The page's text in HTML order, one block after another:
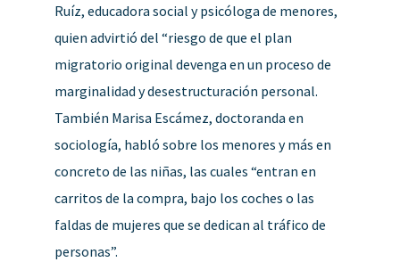
Ruíz, educadora social y psicóloga de menores,
quien advirtió del “riesgo de que el plan
migratorio original devenga en un proceso de
marginalidad y desestructuración personal.
También Marisa Escámez, doctoranda en
sociología, habló sobre los menores y más en
concreto de las niñas, las cuales “entran en
carritos de la compra, bajo los coches o las
faldas de mujeres que se dedican al tráfico de
personas”.